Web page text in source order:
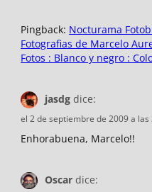
Pingback: Nocturama
Fotografias de Marcelo
Fotos : Blanco y negro :
jasdg dice:
el 2 de septiembre de 2009 a las
Enhorabuena, Marcelo!!
Oscar dice: